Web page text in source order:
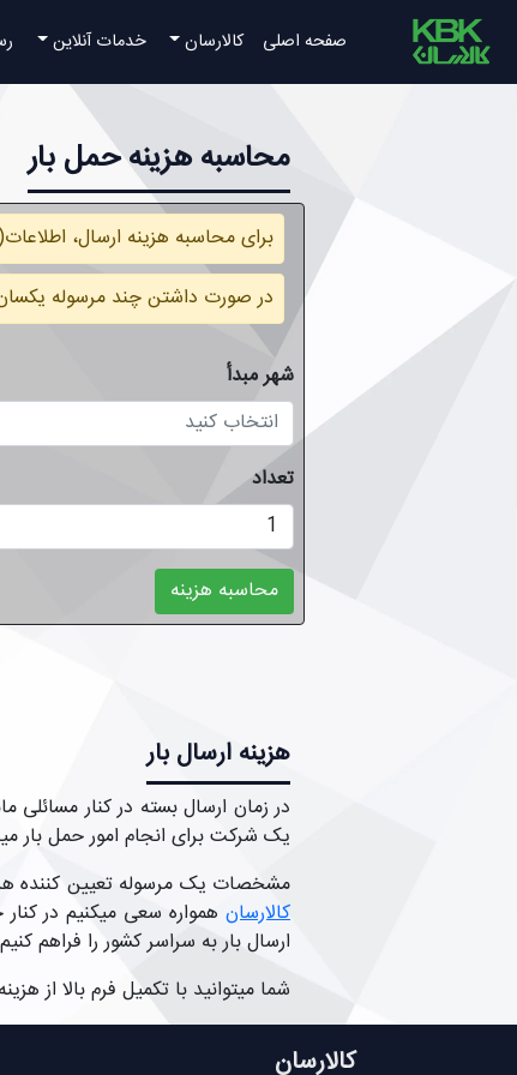
صفحه اصلی کالارسان خدمات آنلاین
محاسبه هزینه حمل بار
برای محاسبه هزینه ارسال،
در صورت داشتن چند مرسوله
شهر مبدأ
تعداد
محاسبه هزینه
هزینه ارسال بار
در زمان ارسال بسته در کنار
یک شرکت برای انجام امور حمل بار
مشخصات یک مرسوله تعیین کننده
کالارسانهمواره سعی میکنیم در کنار
ارسال بار به سراسر کشور را فراهم
شما میتوانید با تکمیل فرم بالا از
کالارسان